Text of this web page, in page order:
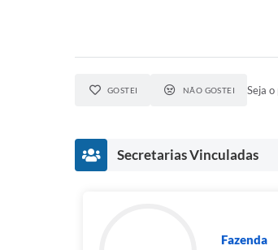
GOSTEI NÃO GOSTEI Seja
Secretarias Vinculadas
Fazenda